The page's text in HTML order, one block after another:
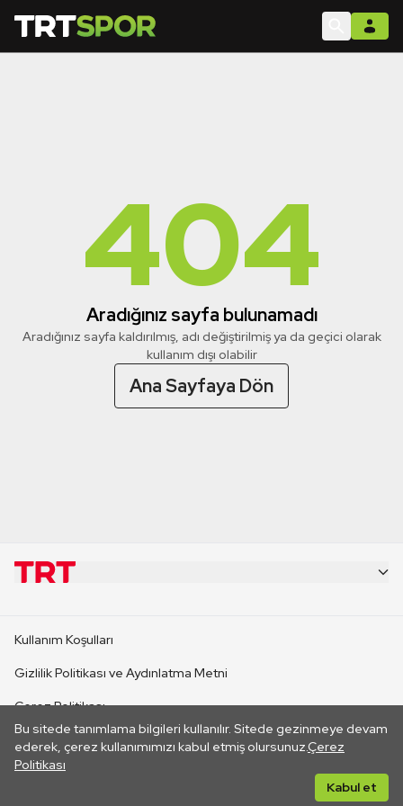
404
Aradığınız sayfa bulunamadı
Aradığınız sayfa kaldırılmış, adı değiştirilmiş ya da geçici olarak
kullanım dışı olabilir
Ana Sayfaya Dön
Bu sitede tanımlama bilgileri kullanılır. Sitede gezinmeye devam
ederek, çerez kullanımımızı kabul etmiş olursunuz.Çerez
Politikası
Kabul et
CANLI YAYINLAR
Kullanım Koşulları
Gizlilik Politikası ve Aydınlatma Metni
Çerez Politikası
İletişim
Her hakkı saklıdır. ©2026 TRT. Bağlantı yoluyla gidilen dış